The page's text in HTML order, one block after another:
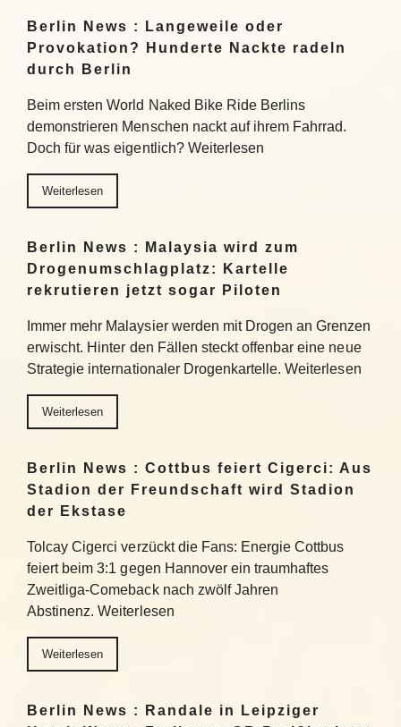
Berlin News : Langeweile oder
Provokation? Hunderte Nackte radeln
durch Berlin
Beim ersten World Naked Bike Ride Berlins
demonstrieren Menschen nackt auf ihrem Fahrrad.
Doch für was eigentlich? Weiterlesen
Weiterlesen
Berlin News : Malaysia wird zum
Drogenumschlagplatz: Kartelle
rekrutieren jetzt sogar Piloten
Immer mehr Malaysier werden mit Drogen an Grenzen
erwischt. Hinter den Fällen steckt offenbar eine neue
Strategie internationaler Drogenkartelle. Weiterlesen
Weiterlesen
Berlin News : Cottbus feiert Cigerci: Aus
Stadion der Freundschaft wird Stadion
der Ekstase
Tolcay Cigerci verzückt die Fans: Energie Cottbus
feiert beim 3:1 gegen Hannover ein traumhaftes
Zweitliga-Comeback nach zwölf Jahren
Abstinenz. Weiterlesen
Weiterlesen
Berlin News : Randale in Leipziger